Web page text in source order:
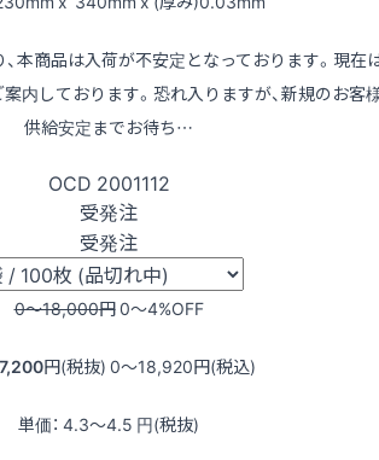
本商品は入荷が不安定となっております。現在
内しております。恐れ入りますが、新規のお客
供給安定までお待ち…
OCD 2001112
受発注
受発注
0〜18,000円0〜4%OFF
円(税抜) 0〜18,920円(税込)
単価： 4.3〜4.5 円(税抜)